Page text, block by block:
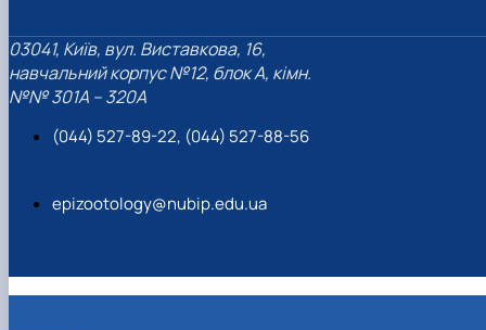
03041, Київ, вул. Виставкова, 16,
навчальний корпус №12, блок А, кімн.
№№ 301A – 320A
(044) 527-89-22, (044) 527-88-56
epizootology@nubip.edu.ua